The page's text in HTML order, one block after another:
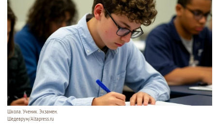
Школа. Ученик. Экзамен.
Шедеврум/Altapress.ru